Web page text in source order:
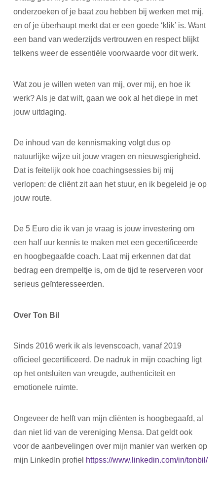
onderzoeken of je baat zou hebben bij werken met mij,
en of je überhaupt merkt dat er een goede ‘klik’ is. Want
een band van wederzijds vertrouwen en respect blijkt
telkens weer de essentiële voorwaarde voor dit werk.
Wat zou je willen weten van mij, over mij, en hoe ik
werk? Als je dat wilt, gaan we ook al het diepe in met
jouw uitdaging.
De inhoud van de kennismaking volgt dus op
natuurlijke wijze uit jouw vragen en nieuwsgierigheid.
Dat is feitelijk ook hoe coachingsessies bij mij
verlopen: de cliënt zit aan het stuur, en ik begeleid je op
jouw route.
De 5 Euro die ik van je vraag is jouw investering om
een half uur kennis te maken met een gecertificeerde
en hoogbegaafde coach. Laat mij erkennen dat dat
bedrag een drempeltje is, om de tijd te reserveren voor
serieus geïnteresseerden.
Over Ton Bil
Sinds 2016 werk ik als levenscoach, vanaf 2019
officieel gecertificeerd. De nadruk in mijn coaching ligt
op het ontsluiten van vreugde, authenticiteit en
emotionele ruimte.
Ongeveer de helft van mijn cliënten is hoogbegaafd, al
dan niet lid van de vereniging Mensa. Dat geldt ook
voor de aanbevelingen over mijn manier van werken op
mijn LinkedIn profiel httpss://www.linkedin.com/in/tonbil/